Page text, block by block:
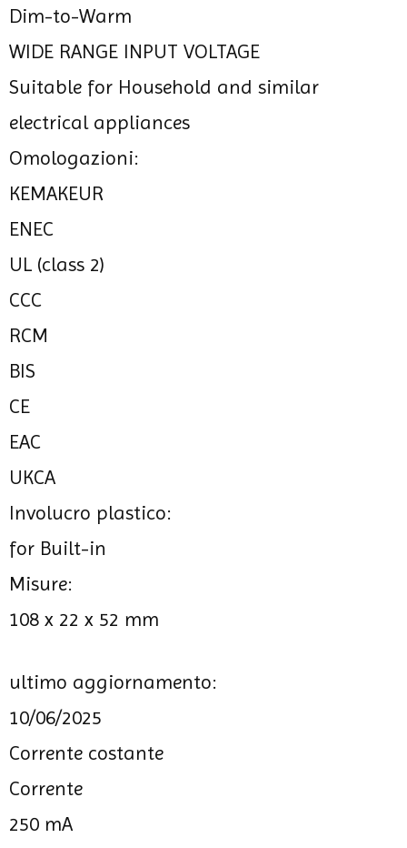
Dim-to-Warm
WIDE RANGE INPUT VOLTAGE
Suitable for Household and similar
electrical appliances
Omologazioni:
KEMAKEUR
ENEC
UL (class 2)
CCC
RCM
BIS
CE
EAC
UKCA
Involucro plastico:
for Built-in
Misure:
108 x 22 x 52 mm
ultimo aggiornamento:
10/06/2025
Corrente costante
Corrente
250 mA